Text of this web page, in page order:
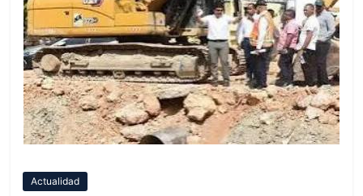
Actualidad